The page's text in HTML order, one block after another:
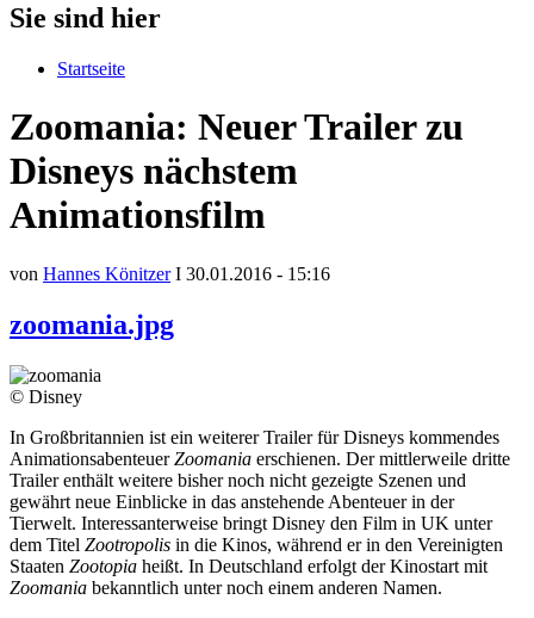
Sie sind hier
Startseite
Zoomania: Neuer Trailer zu
Disneys nächstem
Animationsfilm
von Hannes KönitzerI 30.01.2016 - 15:16
zoomania.jpg
© Disney
In Großbritannien ist ein weiterer Trailer für Disneys kommendes
AnimationsabenteuerZoomania erschienen. Der mittlerweile dritte
Trailer enthält weitere bisher noch nicht gezeigte Szenen und
gewährt neue Einblicke in das anstehende Abenteuer in der
Tierwelt. Interessanterweise bringt Disney den Film in UK unter
dem Titel Zootropolis in die Kinos, während er in den Vereinigten
Staaten Zootopia heißt. In Deutschland erfolgt der Kinostart mit
Zoomania bekanntlich unter noch einem anderen Namen.